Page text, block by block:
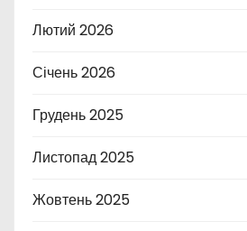
Лютий 2026
Січень 2026
Грудень 2025
Листопад 2025
Жовтень 2025